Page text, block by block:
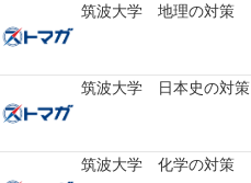
筑波大学 地理の対策
筑波大学 日本史の対策
筑波大学 化学の対策